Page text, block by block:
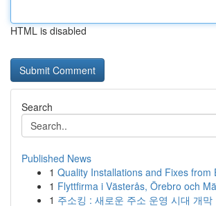
HTML is disabled
Search
Published News
1 Quality Installations and Fixes from
1 Flyttfirma i Västerås, Örebro och
1 주소킹 : 새로운 주소 운영 시대 개막